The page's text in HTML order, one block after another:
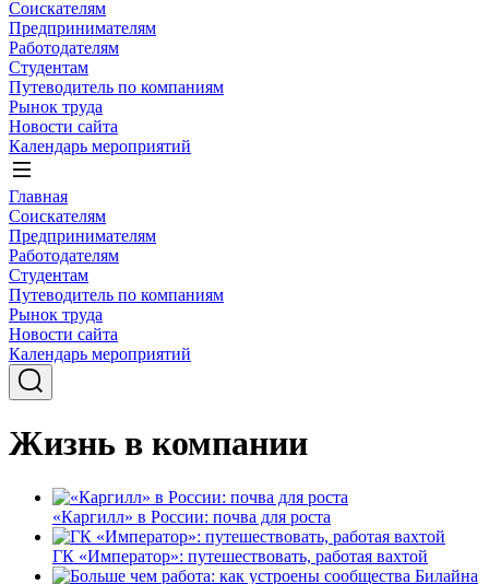
Соискателям
Предпринимателям
Работодателям
Студентам
Путеводитель по компаниям
Рынок труда
Новости сайта
Календарь мероприятий
Главная
Соискателям
Предпринимателям
Работодателям
Студентам
Путеводитель по компаниям
Рынок труда
Новости сайта
Календарь мероприятий
Жизнь в компании
«Каргилл» в России: почва для роста
ГК «Император»: путешествовать, работая вахтой